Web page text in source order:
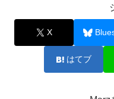
X
はてブ